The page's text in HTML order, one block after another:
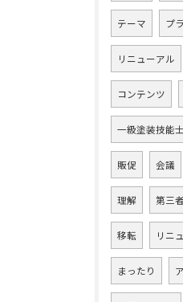
テーマ プ
リニューアル
コンテンツ
一級塗装技能士
販促 会議
理解 第三者
移転 リニ
まったり